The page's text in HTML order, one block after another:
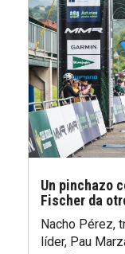
Un pinchazo
Fischer da
Nacho Pérez,
líder, Pau